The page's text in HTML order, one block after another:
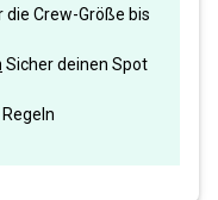
die Crew-Größe bis
Sicher deinen Spot